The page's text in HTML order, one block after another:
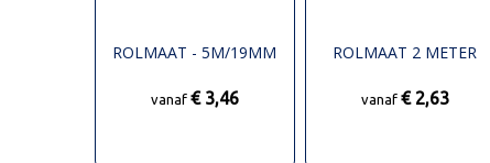
ROLMAAT - 5M/19MM
vanaf € 3,46
ROLMAAT 2 METER
vanaf € 2,63